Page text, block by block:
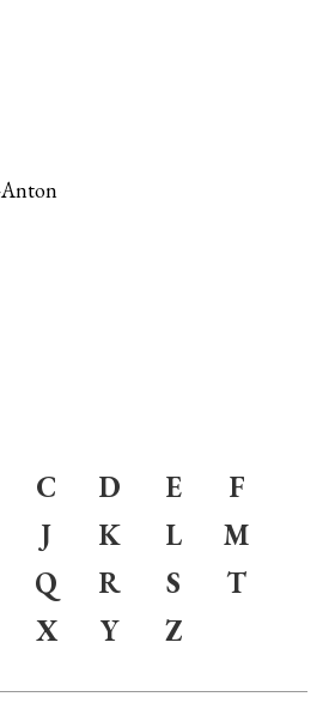
CERCAR
C D E
F
J K L
M
Q R S
T
X Y Z